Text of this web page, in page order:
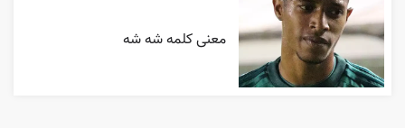
معنی کلمه شه شه